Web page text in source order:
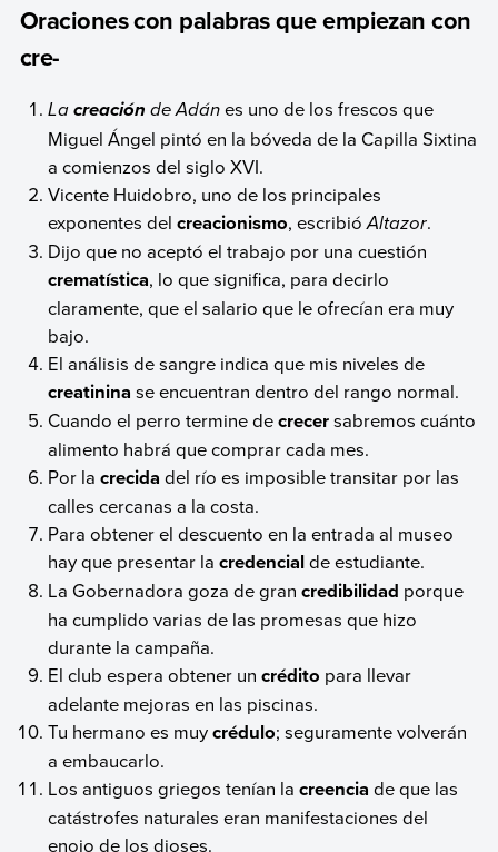
Oraciones con palabras que empiezan con
cre-
Lacreación de Adánes uno de los frescos que
Miguel Ángel pintó en la bóveda de la Capilla Sixtina
a comienzos del siglo XVI.
Vicente Huidobro, uno de los principales
exponentes delcreacionismo, escribióAltazor.
Dijo que no aceptó el trabajo por una cuestión
crematística, lo que significa, para decirlo
claramente, que el salario que le ofrecían era muy
bajo.
El análisis de sangre indica que mis niveles de
creatinina se encuentran dentro del rango normal.
Cuando el perro termine decrecersabremos cuánto
alimento habrá que comprar cada mes.
Por lacrecida del río es imposible transitar por las
calles cercanas a la costa.
Para obtener el descuento en la entrada al museo
hay que presentar lacredencialde estudiante.
La Gobernadora goza de grancredibilidad porque
ha cumplido varias de las promesas que hizo
durante la campaña.
El club espera obtener uncrédito para llevar
adelante mejoras en las piscinas.
Tu hermano es muycrédulo; seguramente volverán
a embaucarlo.
Los antiguos griegos tenían lacreencia de que las
catástrofes naturales eran manifestaciones del
enojo de los dioses.